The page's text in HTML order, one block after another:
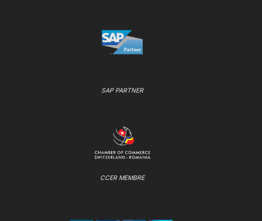
SAP PARTNER
CCER MEMBRE